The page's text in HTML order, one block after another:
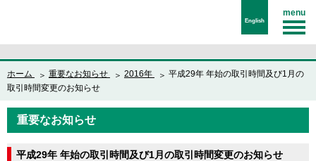
English
ホーム 重要なお知らせ 2016年
平成29年 年始の取引時間及び1月の
取引時間変更のお知らせ
重要なお知らせ
平成29年 年始の取引時間及び1月の取引時間変更のお知らせ
menu